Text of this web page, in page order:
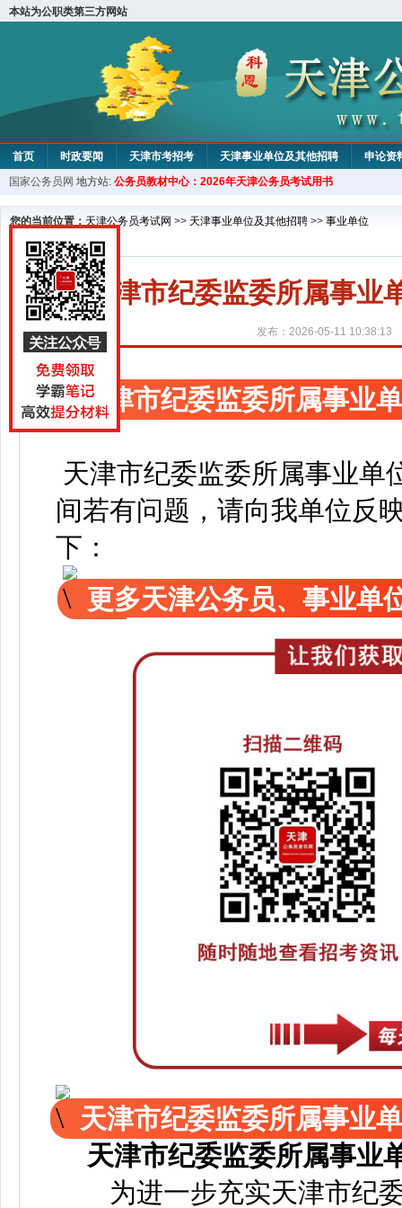
本站为公职类第三方网站
首页 时政要闻 天津市考招考 天津事业单位及其他招聘 申论资
教材中心
国家公务员网 地方站: 公务员教材中心：2026年天津公务员考试用书
您的当前位置： 天津公务员考试网 >> 天津事业单位及其他招聘 >> 事业单位
天津市纪委监委所属事业
发布：2026-05-11 10:38:13
天津市纪委监委所属事业
天津市纪委监委所属事业单
间若有问题，请向我单位反
下：
更多天津公务员、事业单
天津市纪委监委所属事业
天津市纪委监委所属事业
为进一步充实天津市纪委